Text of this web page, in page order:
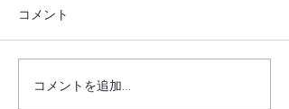
コメント
コメントを追加…